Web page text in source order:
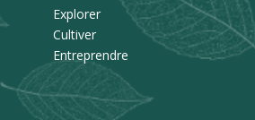
Explorer
Cultiver
Entreprendre